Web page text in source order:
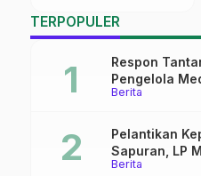
TERPOPULER
Berita
Respon
Pengelola
Pekalongan
Berita
Pelantikan
Sapuran, LP
Tekankan